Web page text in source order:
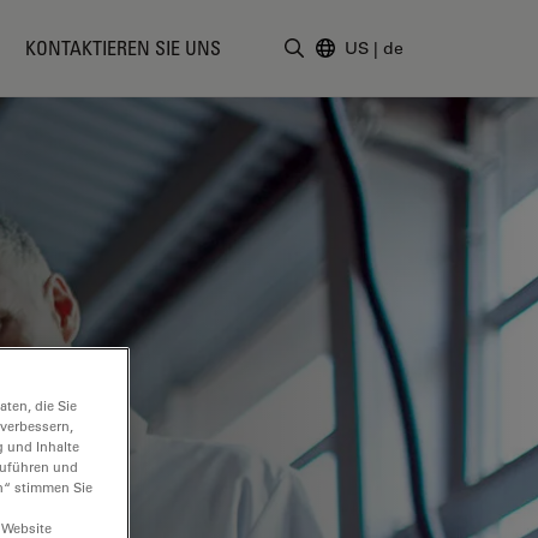
KONTAKTIEREN SIE UNS US | de
die Sie
und Inhalte
und
stimmen Sie